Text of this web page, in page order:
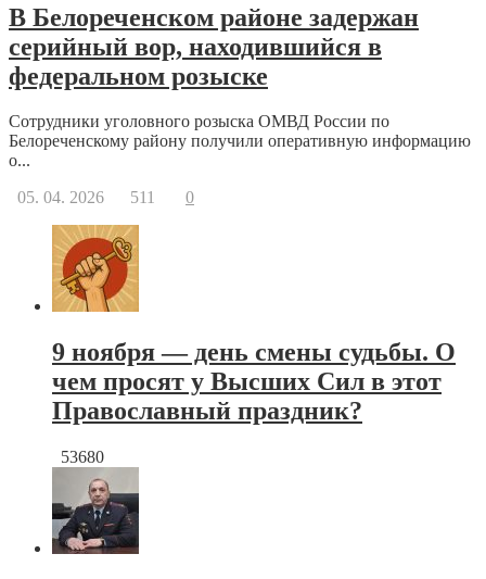
В Белореченском районе задержан
серийный вор, находившийся в
федеральном розыске
Сотрудники уголовного розыска ОМВД России по
Белореченскому району получили оперативную информацию
о...
05. 04. 2026
511 0
9 ноября — день смены судьбы. О
чем просят у Высших Сил в этот
Православный праздник?
53680